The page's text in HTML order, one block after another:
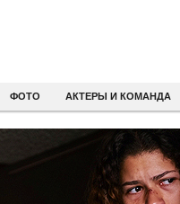
ФОТО АКТЕРЫ И КОМАНДА